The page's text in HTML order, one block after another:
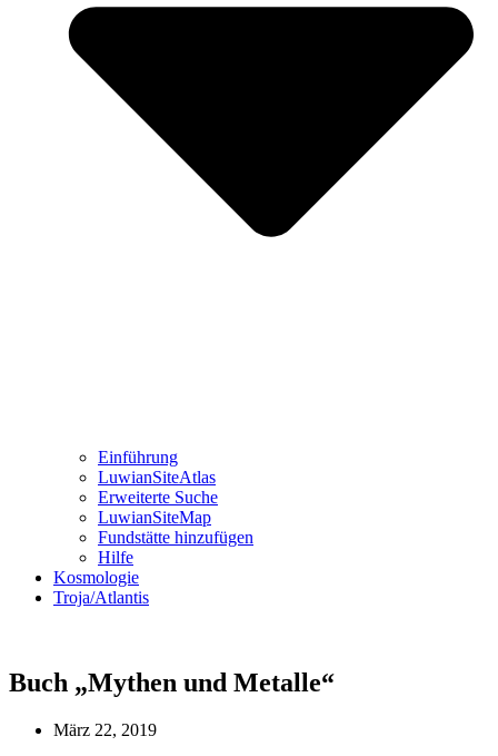
Einführung
LuwianSiteAtlas
Erweiterte Suche
LuwianSiteMap
Fundstätte hinzufügen
Hilfe
Kosmologie
Troja/Atlantis
Buch „Mythen und Metalle“
März 22, 2019